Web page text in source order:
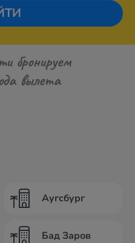
бронируем
вылета
Аугсбург
Бад Заров